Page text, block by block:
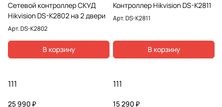
Сетевой контроллер СКУД
Hikvision DS-K2802 на 2 двери
Арт.DS-K2802
В корзину
Контроллер Hikvision DS-K2811
Арт.DS-K2811
В корзину
111
25 990 ₽
111
15 290 ₽